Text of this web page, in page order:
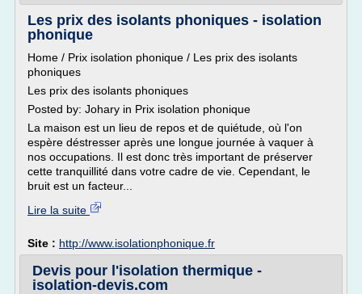
Les prix des isolants phoniques - isolation
phonique
Home / Prix isolation phonique / Les prix des isolants
phoniques
Les prix des isolants phoniques
Posted by: Johary in Prix isolation phonique
La maison est un lieu de repos et de quiétude, où l'on
espère déstresser après une longue journée à vaquer à
nos occupations. Il est donc très important de préserver
cette tranquillité dans votre cadre de vie. Cependant, le
bruit est un facteur...
Lire la suite
Site : http://www.isolationphonique.fr
Devis pour l'isolation thermique -
isolation-devis.com